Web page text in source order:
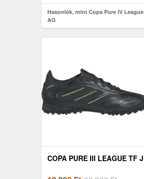
Hasonlók, mint Copa Pure IV League
AG
COPA PURE III LEAGUE TF J